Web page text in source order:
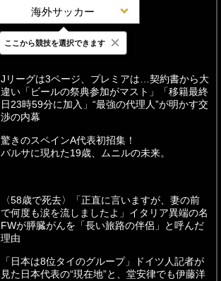
海外サッカー
最新 24時間 週間
Jリーグは3ページ、プレミアは…契約書から大
違い「ビールの祭典参加がマスト」「移籍最終
日23時59分に加入」“最強の代理人”が明かす交
渉の内幕
驚きのスペインA代表初招集！
バルサに現れた19歳、ムニルの未来。
〈58歳で死去〉「正直に言いますが、妻の前
で何度も涙を流しましたよ」イタリア異端の名
FWが膵臓がんを「長い旅路の伴侶」と呼んだ
理由
「日本は8位タイのグループ」ドイツ人記者が
見た日本代表の“現在地”と、堂安律でも伊藤洋
ここから競技を選択できます ×